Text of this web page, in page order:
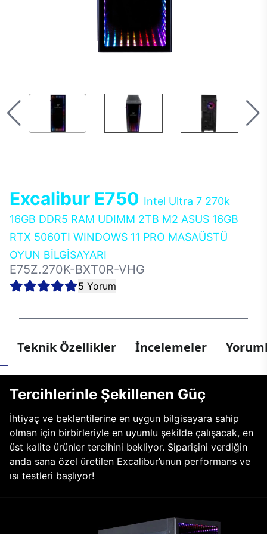
Excalibur E750 Intel Ultra 7 270k
16GB DDR5 RAM UDIMM 2TB M2 ASUS 16GB
RTX 5060TI WINDOWS 11 PRO MASAÜSTÜ
OYUN BİLGİSAYARI
E75Z.270K-BXT0R-VHG
5 Yorum
Teknik Özellikler İncelemeler
Tercihlerinle Şekillenen Güç
İhtiyaç ve beklentilerine en uygun bilgisayara sahip
olman için birbirleriyle en uyumlu şekilde çalışacak, en
üst kalite ürünler tercihini bekliyor. Siparişini verdiğin
anda sana özel üretilen Excalibur’unun performans ve
ısı testleri başlıyor!